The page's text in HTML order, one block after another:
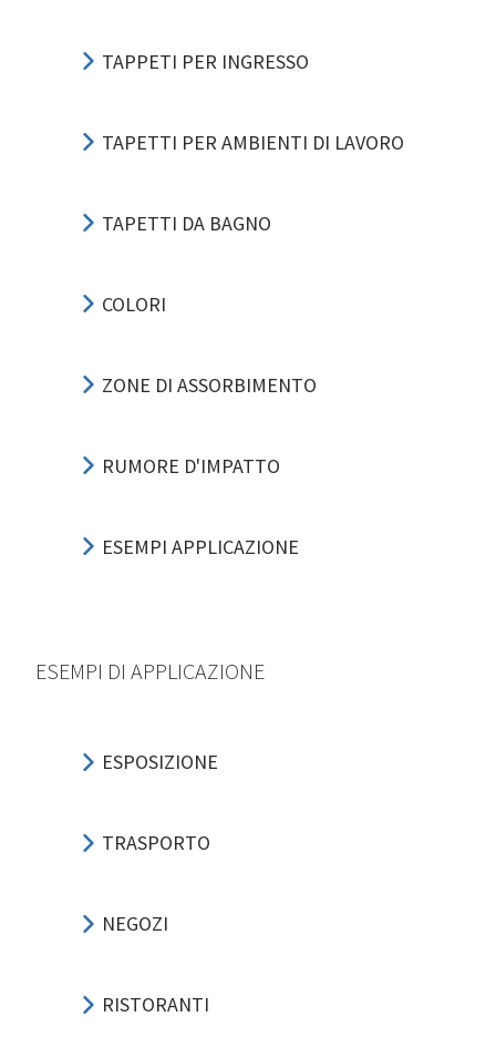
TAPPETI PER INGRESSO
TAPETTI PER AMBIENTI DI LAVORO
TAPETTI DA BAGNO
COLORI
ZONE DI ASSORBIMENTO
RUMORE D'IMPATTO
ESEMPI APPLICAZIONE
ESEMPI DI APPLICAZIONE
ESPOSIZIONE
TRASPORTO
NEGOZI
RISTORANTI